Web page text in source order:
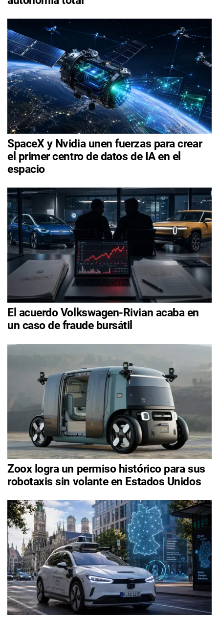
SpaceX y Nvidia unen fuerzas para crear
el primer centro de datos de IA en el
espacio
El acuerdo Volkswagen-Rivian acaba en
un caso de fraude bursátil
Zoox logra un permiso histórico para sus
robotaxis sin volante en Estados Unidos